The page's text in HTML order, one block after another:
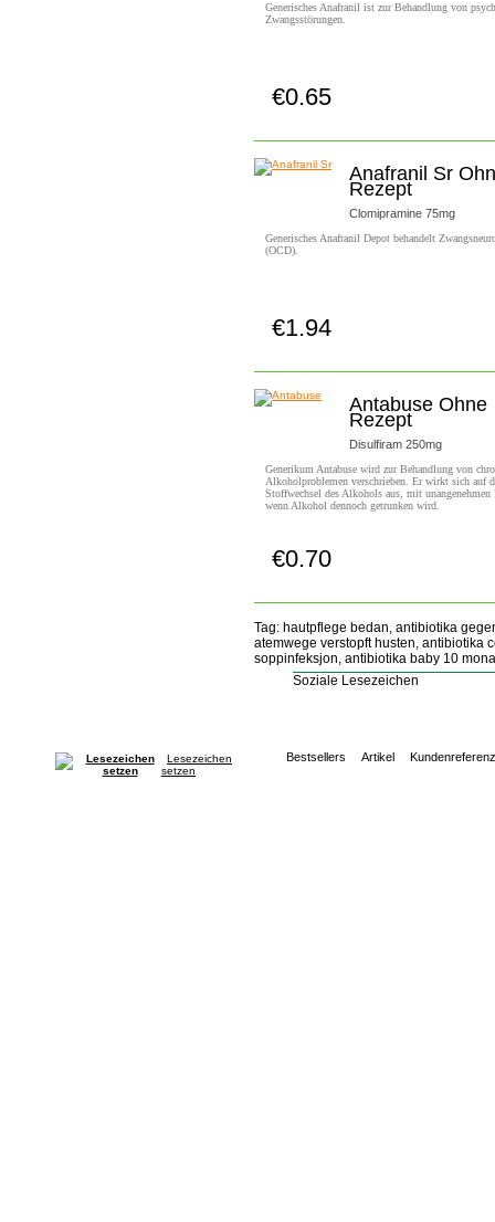
Generisches Anafranil ist zur Behandlung von
Zwangsstörungen.
€0.65
Anafranil Sr
Rezept
Clomipramine 75mg
Generisches Anafranil Depot behandelt
(OCD).
€1.94
Antabuse Ohne
Rezept
Disulfiram 250mg
Generikum Antabuse wird zur Behandlung von
Alkoholproblemen verschrieben. Er wirkt sich auf
Stoffwechsel des Alkohols aus, mit unangenehmen
wenn Alkohol dennoch getrunken wird.
€0.70
Tag: hautpflege bedan, antibiotika
atemwege verstopft husten, antibiotika
soppinfeksjon, antibiotika baby 10
Soziale Lesezeichen
Lesezeichen
setzen
Bestsellers Artikel